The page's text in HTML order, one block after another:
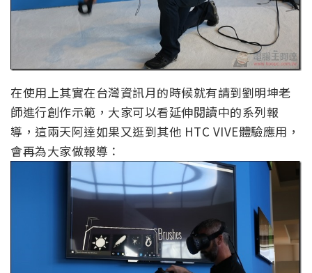
在使用上其實在台灣資訊月的時候就有請到劉明坤老
師進行創作示範，大家可以看延伸閱讀中的系列報
導，這兩天阿達如果又逛到其他 HTC VIVE體驗應用，
會再為大家做報導：